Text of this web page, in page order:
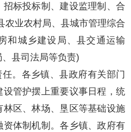
招标投标制、建设监理制、合
农业农村局、县城市管理综合
和城乡建设局、县交通运输
县司法局等负责)
。各乡镇、县政府有关部门
管护摆上重要议事日程，统
区、林场、垦区等基础设施
体制机制。各乡镇、政府有